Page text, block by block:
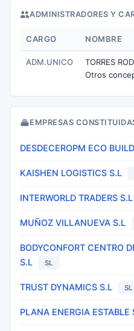
ADMINISTRADORES Y
CARGO NOMBRE
ADM.UNICO
TORRES
Otros
EMPRESAS
DESDECEROPM ECO
KAISHEN LOGISTICS S.L
INTERWORLD TRADERS S.L
MUÑOZ VILLANUEVA S.L
BODYCONFORT CENTRO
S.L
SL
TRUST DYNAMICS S.L SL
PLANA ENERGIA ESTABLE